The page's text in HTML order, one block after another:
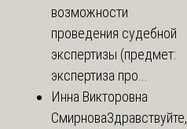
возможности
проведения судебной
экспертизы (предмет:
экспертиза про...
Инна Викторовна
СмирноваЗдравствуйте,